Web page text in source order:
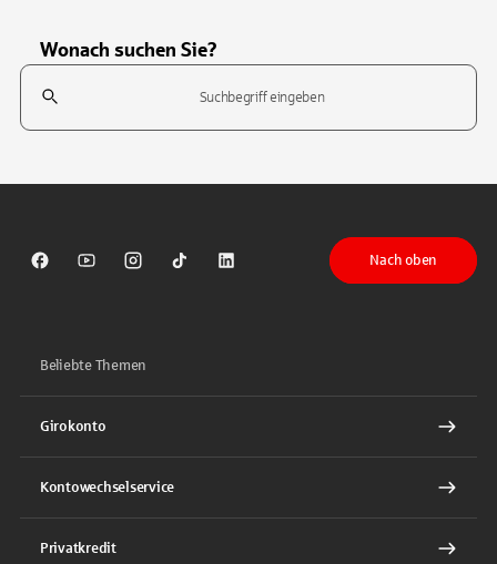
Wonach suchen Sie?
Suchfeld
Sparkasse auf Facebook
Sparkasse auf Youtube
Sparkasse auf Instagram
Sparkasse auf TikTok
Sparkasse auf LinkedIn
Nach oben
Beliebte Themen
Girokonto
Kontowechselservice
Privatkredit